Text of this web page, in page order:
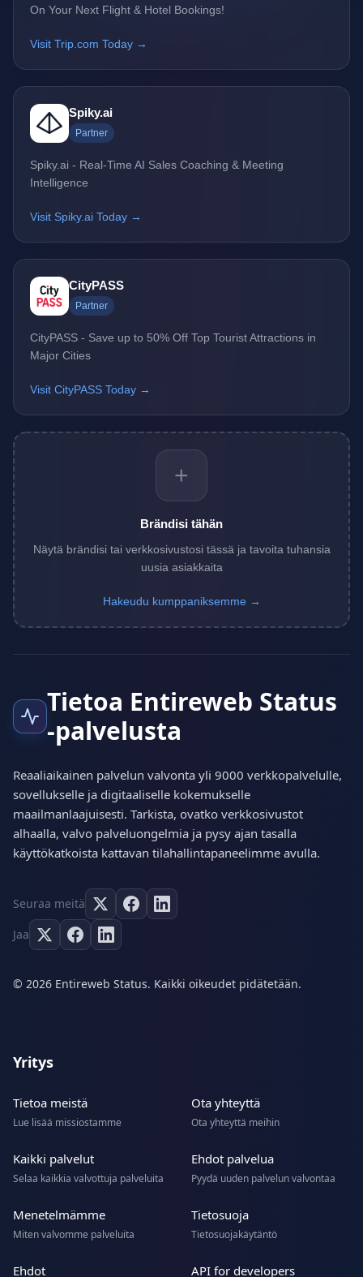
On Your Next Flight & Hotel Bookings!
Visit Trip.com Today →
Spiky.ai
Partner
Spiky.ai - Real-Time AI Sales Coaching & Meeting
Intelligence
Visit Spiky.ai Today →
CityPASS
Partner
CityPASS - Save up to 50% Off Top Tourist Attractions in
Major Cities
Visit CityPASS Today →
+
Brändisi tähän
Näytä brändisi tai verkkosivustosi tässä ja tavoita tuhansia
uusia asiakkaita
Hakeudu kumppaniksemme →
Tietoa Entireweb Status
-palvelusta
Reaaliaikainen palvelun valvonta yli 9000 verkkopalvelulle,
sovellukselle ja digitaaliselle kokemukselle
maailmanlaajuisesti. Tarkista, ovatko verkkosivustot
alhaalla, valvo palveluongelmia ja pysy ajan tasalla
käyttökatkoista kattavan tilahallintapaneelimme avulla.
Seuraa meitä
Jaa
© 2026 Entireweb Status. Kaikki oikeudet pidätetään.
Yritys
Tietoa meistä
Lue lisää missiostamme
Ota yhteyttä
Ota yhteyttä meihin
Kaikki palvelut
Selaa kaikkia valvottuja palveluita
Ehdot palvelua
Pyydä uuden palvelun valvontaa
Menetelmämme
Miten valvomme palveluita
Tietosuoja
Tietosuojakäytäntö
Ehdot API for developers